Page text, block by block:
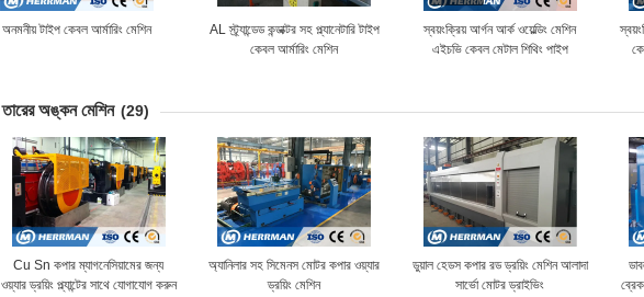
অনমনীয় টাইপ কেবল আর্মারিং মেশিন
AL স্ট্র্যান্ডেড কন্ডাক্টর সহ প্ল্যানেটারি টাইপ
কেবল আর্মারিং মেশিন
স্বয়ংক্রিয় আর্গন আর্ক ওয়েল্ডিং মেশিন
এইচভি কেবল মেটাল শিথিং পাইপ
তারের অঙ্কন মেশিন (29)
Cu Sn কপার ম্যাগনেসিয়ামের জন্য
ওয়্যার ড্রয়িং প্ল্যান্টের সাথে যোগাযোগ করুন
অ্যানিলার সহ সিমেনস মোটর কপার ওয়্যার
ড্রয়িং মেশিন
ডুয়াল হেডস কপার রড ড্রয়িং মেশিন আলাদা
সার্ভো মোটর ড্রাইভিং